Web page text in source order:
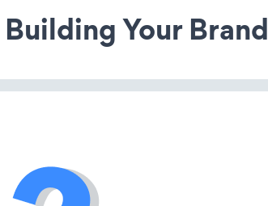
Your Brand